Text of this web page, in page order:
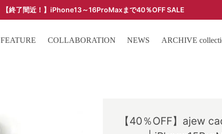
【終了間近！】iPhone13～16ProMaxまで40％OFF SALE
FEATURE COLLABORATION NEWS ARCHIVE
【40％OFF】ajew